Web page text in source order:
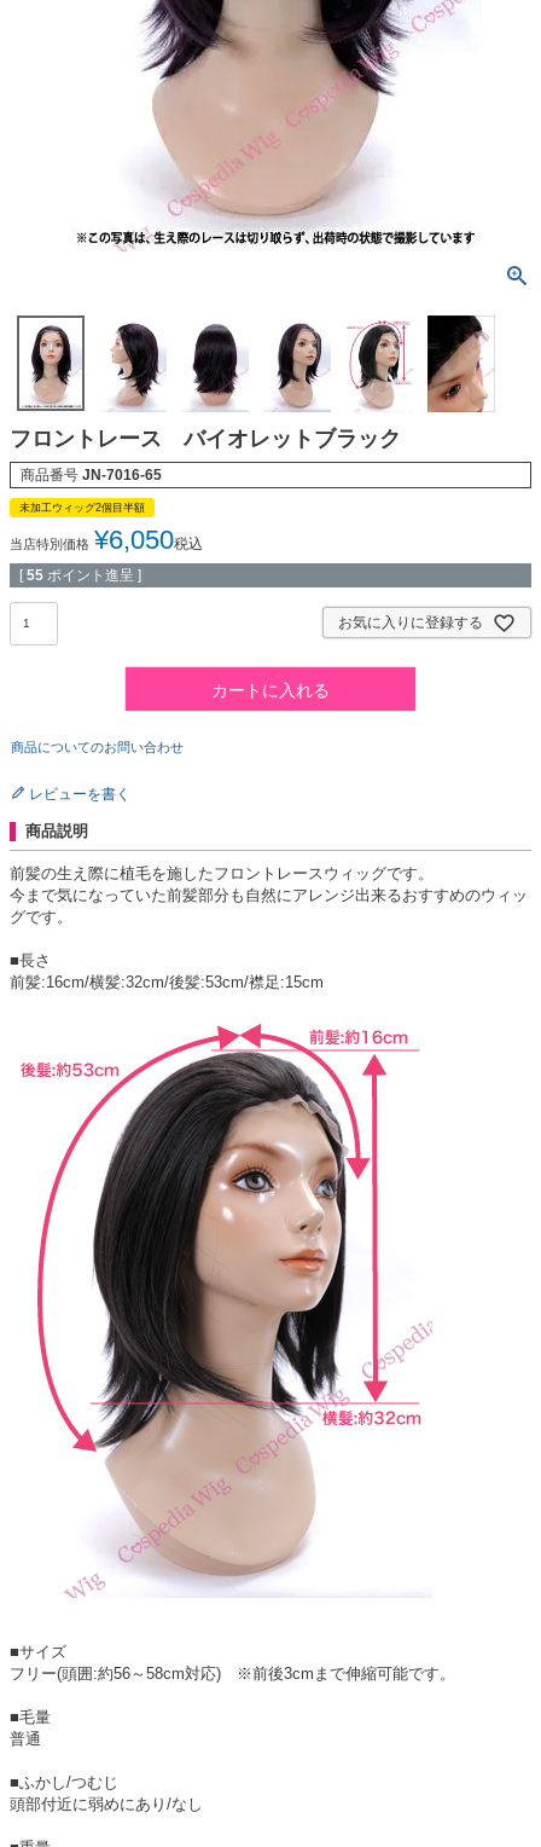
フロントレース バイオレットブラック
商品番号 JN-7016-65
未加工ウィッグ2個目半額
当店特別価格 ¥6,050税込
[ 55 ポイント進呈 ]
お気に入りに登録する
カートに入れる
商品についてのお問い合わせ
レビューを書く
商品説明
前髪の生え際に植毛を施したフロントレースウィッグです。
今まで気になっていた前髪部分も自然にアレンジ出来るおすすめのウィッ
グです。
■長さ
前髪:16cm/横髪:32cm/後髪:53cm/襟足:15cm
■サイズ
フリー(頭囲:約56～58cm対応) ※前後3cmまで伸縮可能です。
■毛量
普通
■ふかし/つむじ
頭部付近に弱めにあり/なし